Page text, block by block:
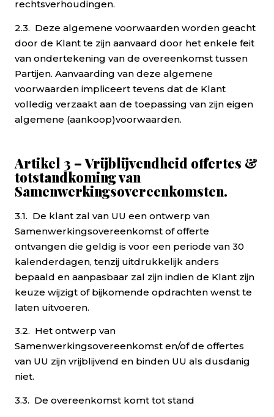
rechtsverhoudingen.
2.3. Deze algemene voorwaarden worden geacht
door de Klant te zijn aanvaard door het enkele feit
van ondertekening van de overeenkomst tussen
Partijen. Aanvaarding van deze algemene
voorwaarden impliceert tevens dat de Klant
volledig verzaakt aan de toepassing van zijn eigen
algemene (aankoop)voorwaarden.
Artikel 3 – Vrijblijvendheid offertes &
totstandkoming van
Samenwerkingsovereenkomsten.
3.1. De klant zal van UU een ontwerp van
Samenwerkingsovereenkomst of offerte
ontvangen die geldig is voor een periode van 30
kalenderdagen, tenzij uitdrukkelijk anders
bepaald en aanpasbaar zal zijn indien de Klant zijn
keuze wijzigt of bijkomende opdrachten wenst te
laten uitvoeren.
3.2. Het ontwerp van
Samenwerkingsovereenkomst en/of de offertes
van UU zijn vrijblijvend en binden UU als dusdanig
niet.
3.3. De overeenkomst komt tot stand